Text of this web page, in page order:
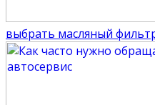
выбрать масляный